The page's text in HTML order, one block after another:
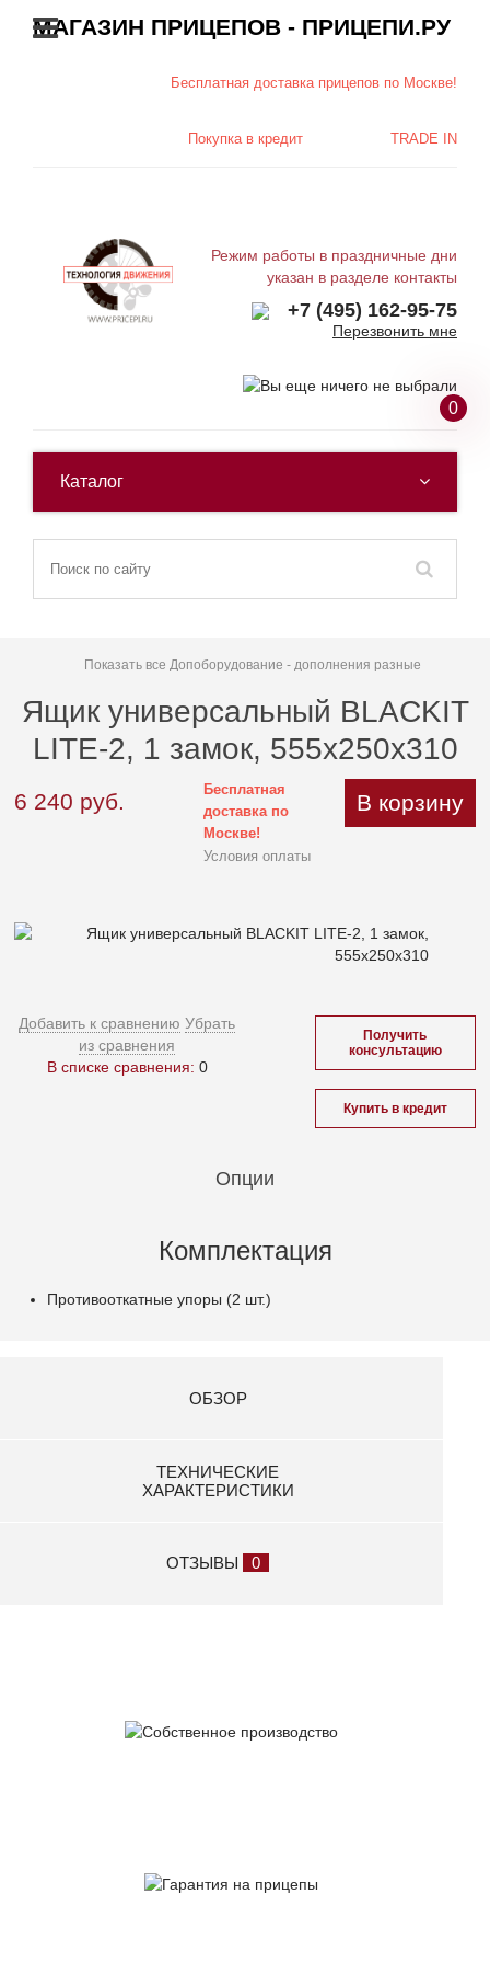
МАГАЗИН ПРИЦЕПОВ - ПРИЦЕПИ.РУ
Бесплатная доставкаприцепов по Москве!
TRADE IN
Покупка в кредит
Режим работы в праздничные дни
указан в разделе контакты
+7 (495) 162-95-75
Перезвонить мне
0
Каталог
Показать все Допоборудование - дополнения разные
Ящик универсальный BLACKIT
LITE-2, 1 замок, 555х250х310
6 240 руб.
Бесплатная
доставка по
Москве!
Условия оплаты
В корзину
Добавить к сравнению Убрать
из сравнения
В списке сравнения: 0
Получить
консультацию
Купить в кредит
Опции
Комплектация
Противооткатные упоры (2 шт.)
ОБЗОР
ТЕХНИЧЕСКИЕ
ХАРАКТЕРИСТИКИ
ОТЗЫВЫ 0